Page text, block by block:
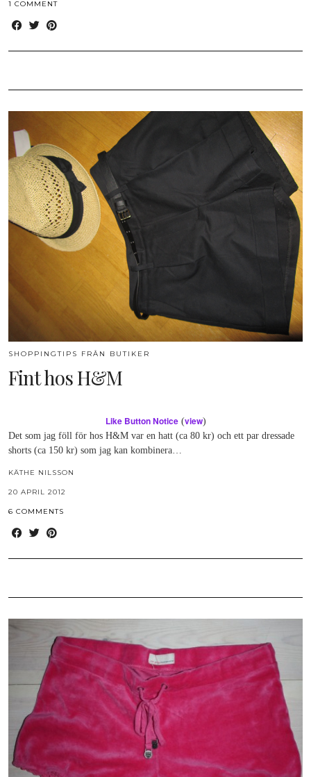
1 COMMENT
SHOPPINGTIPS FRÅN BUTIKER
Fint hos H&M
Like Button Notice(view)
Det som jag föll för hos H&M var en hatt (ca 80 kr) och ett par dressade
shorts (ca 150 kr) som jag kan kombinera…
KÄTHE NILSSON
20 APRIL 2012
6 COMMENTS